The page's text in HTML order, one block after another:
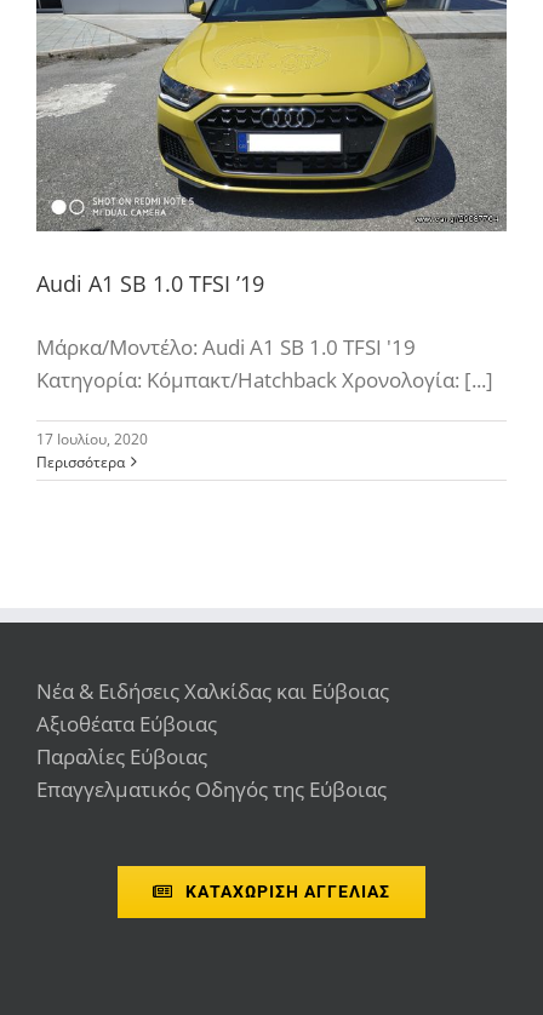
Audi A1 SB 1.0 TFSI ’19
Μάρκα/Μοντέλο: Audi A1 SB 1.0 TFSI '19
Κατηγορία: Κόμπακτ/Hatchback Χρονολογία: [...]
17 Ιουλίου, 2020
Περισσότερα
Νέα & Ειδήσεις Χαλκίδας και Εύβοιας
Αξιοθέατα Εύβοιας
Παραλίες Εύβοιας
Επαγγελματικός Οδηγός της Εύβοιας
ΚΑΤΑΧΩΡΙΣΗ ΑΓΓΕΛΙΑΣ